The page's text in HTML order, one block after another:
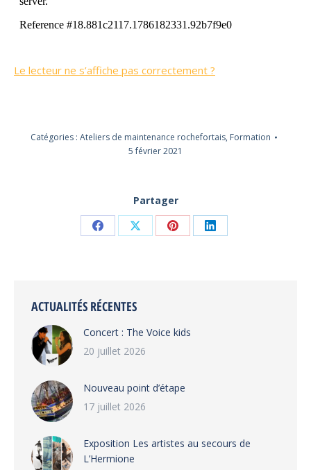
Le lecteur ne s’affiche pas correctement ?
Catégories : Ateliers de maintenance rochefortais, Formation
5 février 2021
Partager
PartagerPartagerPartagerPartager
ACTUALITÉS RÉCENTES
Concert : The Voice kids
20 juillet 2026
Nouveau point d’étape
17 juillet 2026
Exposition Les artistes au secours de
L’Hermione